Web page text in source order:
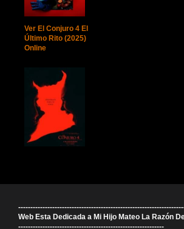
Ver El Conjuro 4 El
Último Rito (2025)
Online
Web Esta Dedicada a Mi Hijo Mateo La Razón
------------------------------------------------------------